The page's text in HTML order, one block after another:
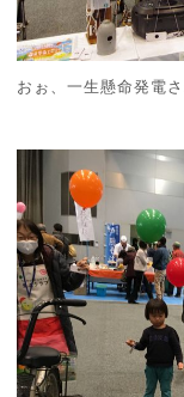
おぉ、一生懸命発電